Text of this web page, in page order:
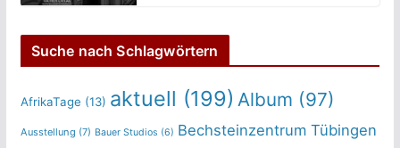
Suche nach Schlagwörtern
AfrikaTage (13) aktuell (199) Album (97)
Ausstellung (7) Bauer Studios (6) Bechsteinzentrum Tübingen